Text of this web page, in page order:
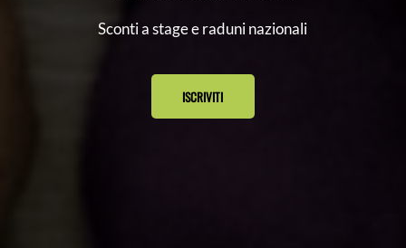
Sconti a stage e raduni nazionali
ISCRIVITI